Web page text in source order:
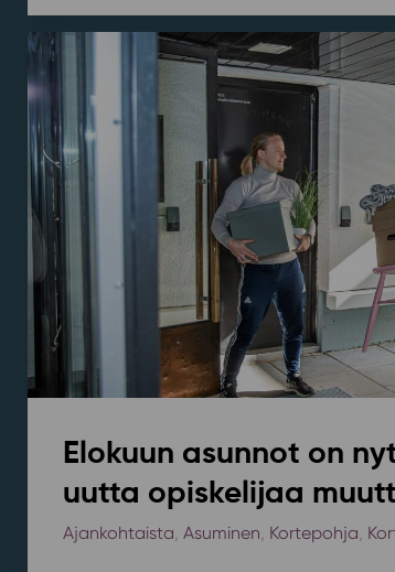
Elokuun asunnot on
uutta opiskelijaa
Ajankohtaista, Asuminen, Kortepohja,